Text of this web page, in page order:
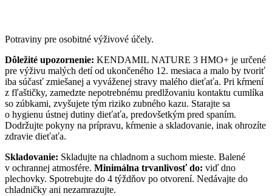
Potraviny pre osobitné výživové účely.
Dôležité upozornenie: KENDAMIL NATURE 3 HMO+ je určené
pre výživu malých detí od ukončeného 12. mesiaca a malo by tvoriť
iba súčasť zmiešanej a vyváženej stravy malého dieťaťa. Pri kŕmení
z fľaštičky, zamedzte nepotrebnému predlžovaniu kontaktu cumlíka
so zúbkami, zvyšujete tým riziko zubného kazu. Starajte sa
o hygienu ústnej dutiny dieťaťa, predovšetkým pred spaním.
Dodržujte pokyny na prípravu, kŕmenie a skladovanie, inak ohrozíte
zdravie dieťaťa.
Skladovanie: Skladujte na chladnom a suchom mieste. Balené
v ochrannej atmosfére. Minimálna trvanlivosť do: viď dno
plechovky. Spotrebujte do 4 týždňov po otvorení. Nedávajte do
chladničky ani nezamrazujte.